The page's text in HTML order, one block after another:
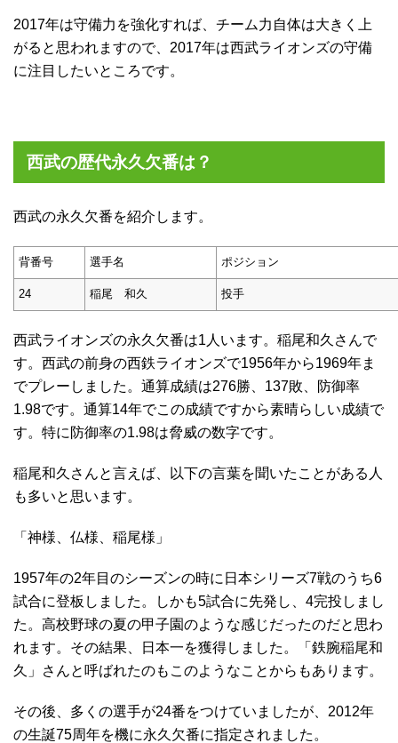
2017年は守備力を強化すれば、チーム力自体は大きく上
がると思われますので、2017年は西武ライオンズの守備
に注目したいところです。
西武の歴代永久欠番は？
西武の永久欠番を紹介します。
背番号 選手名 ポジション
24 稲尾 和久 投手
西武ライオンズの永久欠番は1人います。稲尾和久さんで
す。西武の前身の西鉄ライオンズで1956年から1969年ま
でプレーしました。通算成績は276勝、137敗、防御率
1.98です。通算14年でこの成績ですから素晴らしい成績で
す。特に防御率の1.98は脅威の数字です。
稲尾和久さんと言えば、以下の言葉を聞いたことがある人
も多いと思います。
「神様、仏様、稲尾様」
1957年の2年目のシーズンの時に日本シリーズ7戦のうち6
試合に登板しました。しかも5試合に先発し、4完投しまし
た。高校野球の夏の甲子園のような感じだったのだと思わ
れます。その結果、日本一を獲得しました。「鉄腕稲尾和
久」さんと呼ばれたのもこのようなことからもあります。
その後、多くの選手が24番をつけていましたが、2012年
の生誕75周年を機に永久欠番に指定されました。